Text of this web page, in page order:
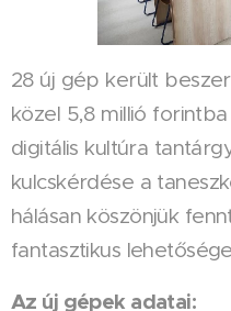
28 új gép került
közel 5,8 millió
digitális kultúra
kulcskérdése a
hálásan köszönjük
fantasztikus
Az új gépek adatai: